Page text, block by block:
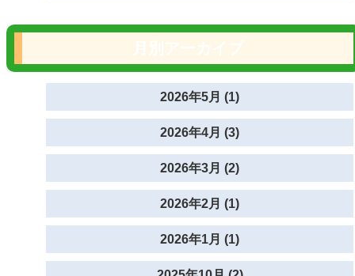
2026年5月 (1)
2026年4月 (3)
2026年3月 (2)
2026年2月 (1)
2026年1月 (1)